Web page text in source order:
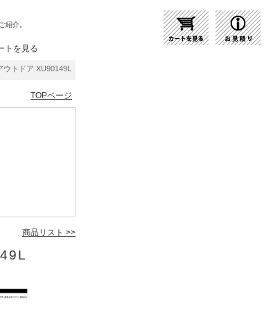
紹介。
トを見る
ア XU90149L | 商品紹介 | 照明器具の通販・インテリア照明の通信販売【
TOPページ
商品リスト >>